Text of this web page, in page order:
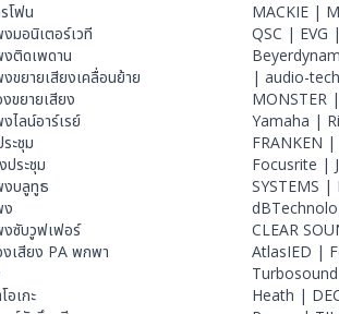
โฟน
งมอนิเตอร์เวที
งติดเพดาน
งขยายเสียงเคลื่อนย้าย
งขยายเสียง
ไลน์อาร์เรย์
ะชุม
ประชุม
งบลูทูธ
ง
งซับวูฟเฟอร์
งเสียง PA พกพา
อเกะ
MACKIE |
QSC | EVG |
| audio-
MONSTER |
Yamaha |
FRANKEN |
Focusrite |
SYSTEMS |
CLEAR
AtlasIED |
Heath |